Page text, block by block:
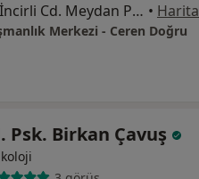
Zuhuratbaba Mah. İncirli Cd. Meydan Plaza No:17 Kat:2 Daire:10, Bakırköy • Harita
Merkezi - Ceren Doğru
Psk. Birkan Çavuş